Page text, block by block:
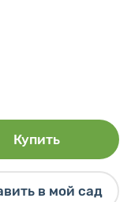
Купить
в мой сад